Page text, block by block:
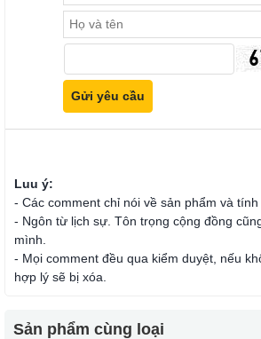
Luu ý:
- Các comment chỉ nói về sản phẩm và tính
- Ngôn từ lịch sự. Tôn trọng cộng đồng
mình.
- Mọi comment đều qua kiểm duyệt, nếu
hợp lý sẽ bị xóa.
Sản phẩm cùng loại